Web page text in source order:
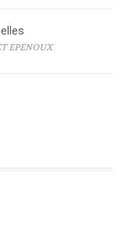
EPENOUX